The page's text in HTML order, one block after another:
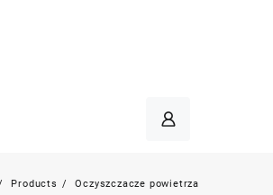
Products Oczyszczacze powietrza